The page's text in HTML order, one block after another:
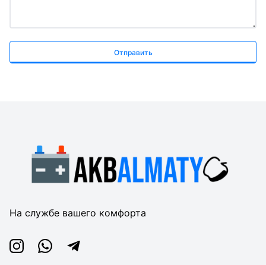
Отправить
На службе вашего комфорта
InstagramWhatsappTelegram